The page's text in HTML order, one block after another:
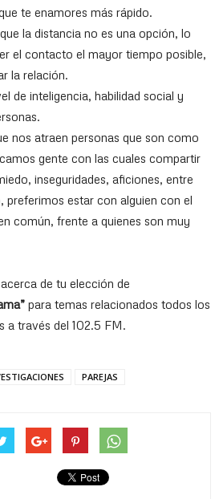
te enamores más rápido.
la distancia no es una opción, lo
el contacto el mayor tiempo posible,
la relación.
de inteligencia, habilidad social y
nos atraen personas que son como
gente con las cuales compartir
inseguridades, aficiones, entre
preferimos estar con alguien con el
común, frente a quienes son muy
de tu elección de
para temas relacionados todos los
a través del 102.5 FM.
PAREJAS